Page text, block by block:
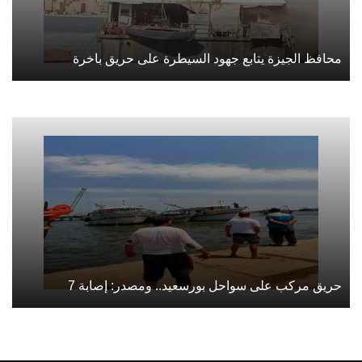
محافظ الجيزة يتابع جهود السيطرة على حريق باخرة
حريق مركب على سواحل بورسعيد.. ومصدر: إصابة 7